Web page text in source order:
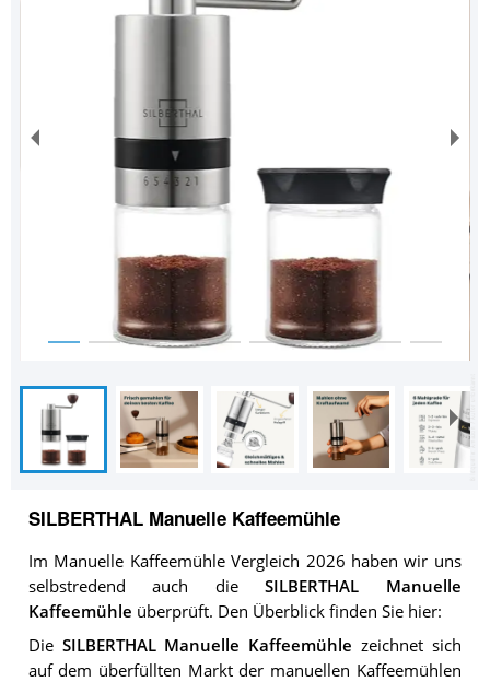
SILBERTHAL Manuelle Kaffeemühle
Im Manuelle Kaffeemühle Vergleich 2026 haben wir uns
selbstredend auch dieSILBERTHAL Manuelle
Kaffeemühle überprüft. Den Überblick finden Sie hier:
Die SILBERTHAL Manuelle Kaffeemühle zeichnet sich
auf dem überfüllten Markt der manuellen Kaffeemühlen